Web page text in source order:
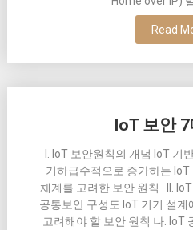
Read
IoT 보안
I. IoT 보안원칙의 개념 IoT 기
기하급수적으로 증가하는
체계를 고려한 보안 원칙 II.
공통보안 구성도 IoT 기기 설계
고려해야 할 보안 원칙 나. IoT